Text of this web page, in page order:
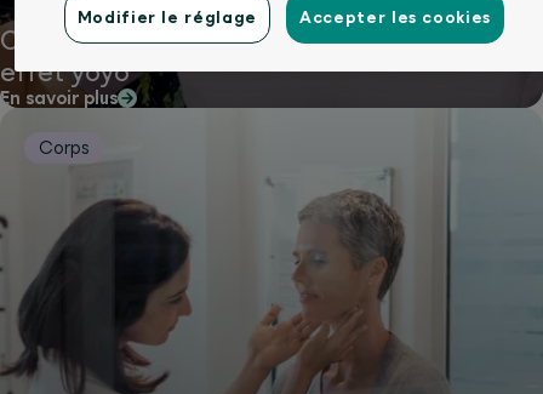
Changer durablement de style de vie, sans
effet yoyo
En savoir plus
Corps
Modifier le réglage Accepter les cookies